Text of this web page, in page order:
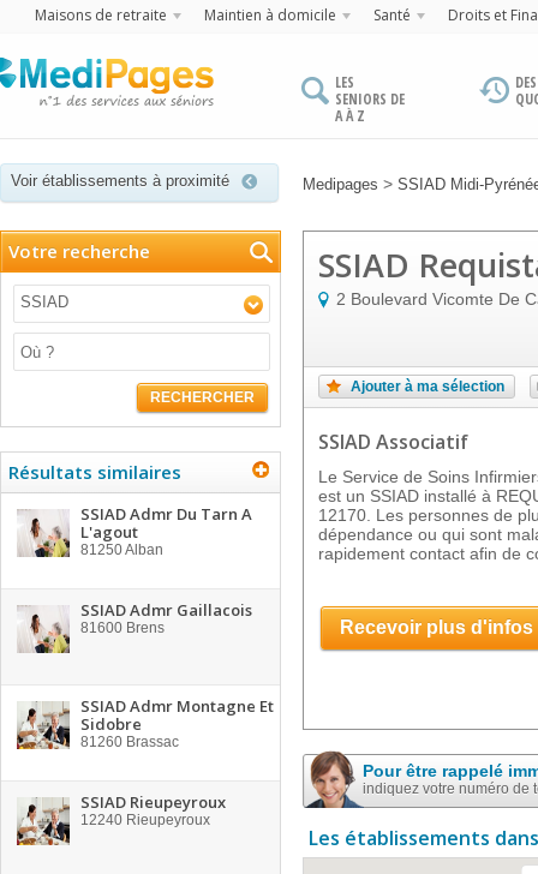
Maisons de retraite Maintien à domicile Santé Droits et
LES
SENIORS DE
A À Z
Voir établissements à proximité Medipages > SSIAD Midi-
Votre recherche
SSIAD
RECHERCHER
Résultats similaires
SSIAD Admr Du Tarn A
L'agout
81250Alban
SSIAD Admr Gaillacois
81600 Brens
SSIAD Admr Montagne Et
Sidobre
81260 Brassac
SSIAD Rieupeyroux
12240 Rieupeyroux
SSIAD
2 Boulevard Vicomte De
Ajouter à ma sélection
SSIAD Associatif
Le Service de Soins
est un SSIAD installé à
12170. Les personnes de
dépendance ou qui sont
rapidement contact afin de
Recevoir plus d'infos
Pour être rappelé
indiquez votre numéro de
Les établissements